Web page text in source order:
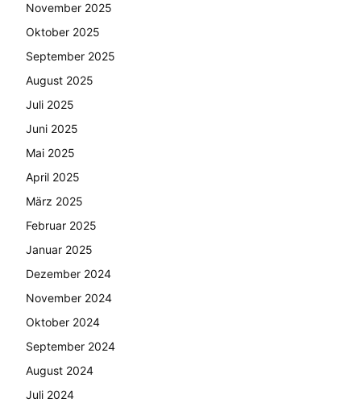
November 2025
Oktober 2025
September 2025
August 2025
Juli 2025
Juni 2025
Mai 2025
April 2025
März 2025
Februar 2025
Januar 2025
Dezember 2024
November 2024
Oktober 2024
September 2024
August 2024
Juli 2024